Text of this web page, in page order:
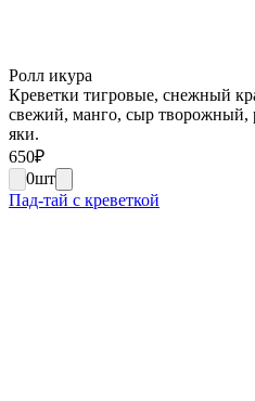
Ролл икура
Креветки тигровые, снежный
свежий, манго, сыр творожный,
яки.
650₽
0шт
Пад-тай с креветкой